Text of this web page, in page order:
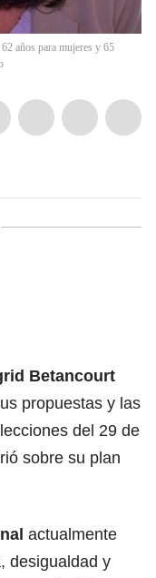
años para mujeres y 65
Betancourt
propuestas y las
del 29 de
sobre su plan
actualmente
desigualdad y